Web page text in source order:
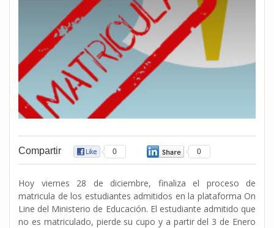
Compartir 0 0
Hoy viernes 28 de diciembre, finaliza el proceso de
matricula de los estudiantes admitidos en la plataforma On
Line del Ministerio de Educación. El estudiante admitido que
no es matriculado, pierde su cupo y a partir del 3 de Enero